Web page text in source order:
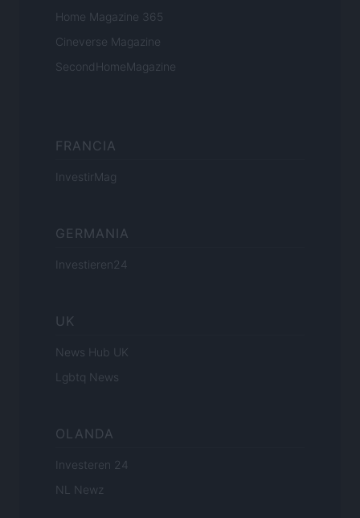
Home Magazine 365
Cineverse Magazine
SecondHomeMagazine
FRANCIA
InvestirMag
GERMANIA
Investieren24
UK
News Hub UK
Lgbtq News
OLANDA
Investeren 24
NL Newz